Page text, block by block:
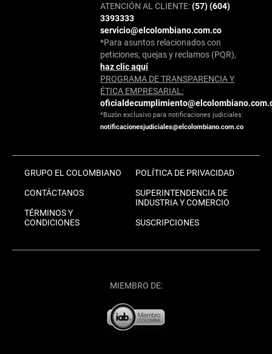
ATENCIÓN AL CLIENTE:(57) (604)
3393333
servicio@elcolombiano.com.co
*Para asuntos relacionados con
peticiones, quejas y reclamos (PQR),
haz clic aquí
PROGRAMA DE TRANSPARENCIA Y
ÉTICA EMPRESARIAL:
*Buzón exclusivo para notificaciones judiciales:
notificacionesjudiciales@elcolombiano.com.co
GRUPO EL COLOMBIANO
CONTÁCTANOS
TÉRMINOS Y
CONDICIONES
POLÍTICA DE PRIVACIDAD
SUPERINTENDENCIA DE
INDUSTRIA Y COMERCIO
SUSCRIPCIONES
MIEMBRO DE: